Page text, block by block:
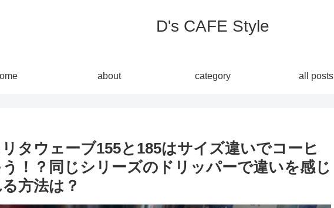
D's CAFE Style
about category all posts
タウェーブ155と185はサイズ違いでコーヒ
！？同じシリーズのドリッパーで違いを感じ
方法は？